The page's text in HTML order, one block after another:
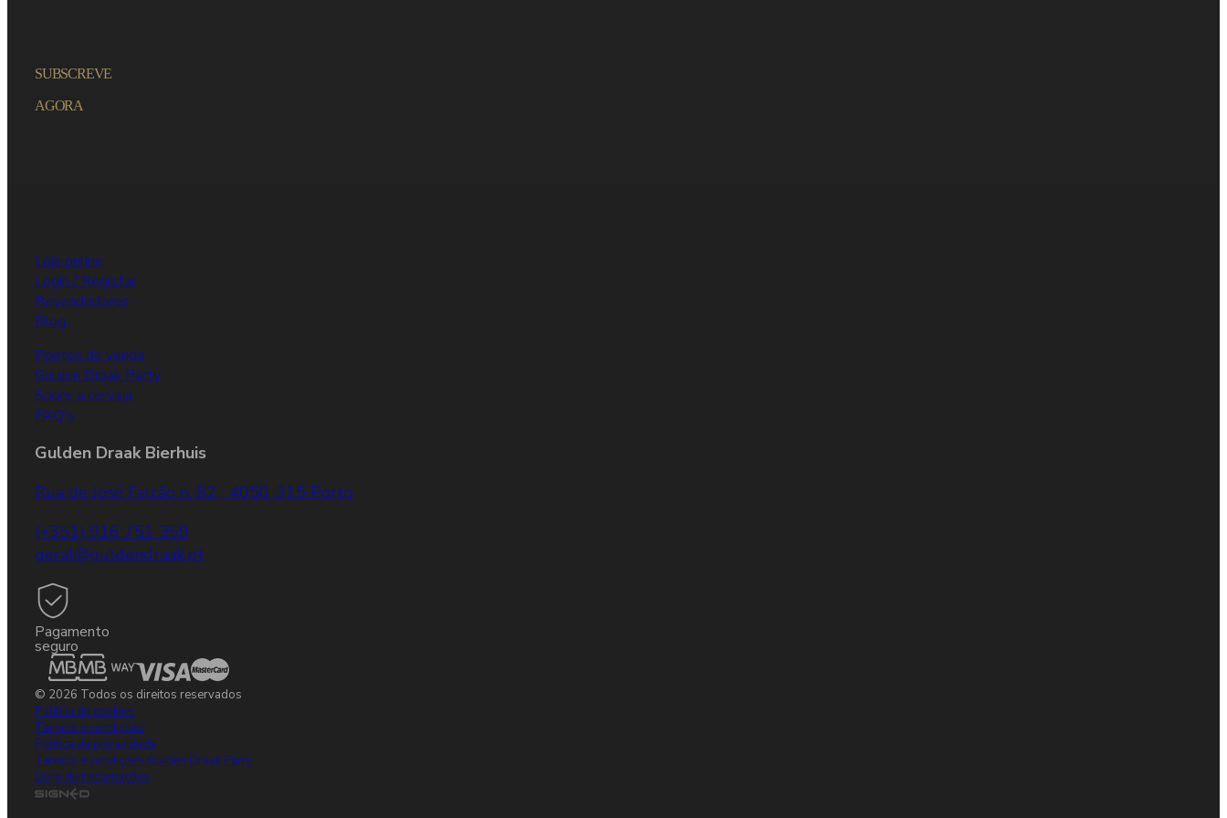
SUBSCREVE
AGORA
Loja online
Login / Registar
Revendedores
Blog
Pontos de venda
Gulden Draak Party
Sobre a cerveja
FAQ's
Gulden Draak Bierhuis
Rua de José Falcão n. 82, 4050-315 Porto
(+351) 916 751 359
geral@guldendraak.pt
Pagamento
seguro
© 2026 Todos os direitos reservados
Política de cookies
Termos e condições
Política de privacidade
Termos e condições Gulden Draak Party
Livro de reclamações